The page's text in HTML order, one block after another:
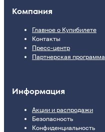
Компания
Главное о Купибилете
Контакты
Пресс-центр
Партнерская программа
Информация
Акции и распродажи
Безопасность
Конфиденциальность